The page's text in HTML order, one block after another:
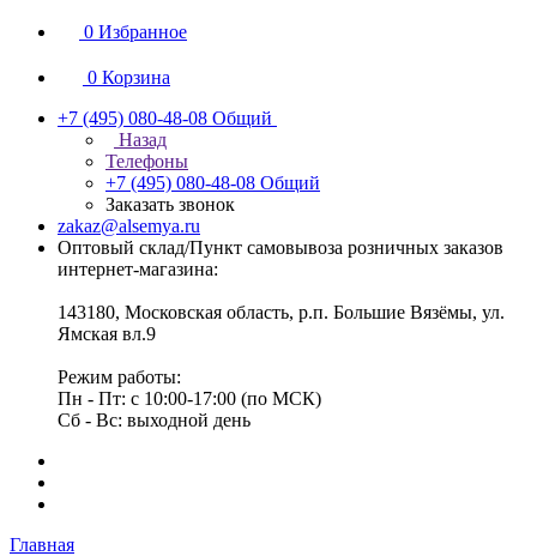
0 Избранное
0 Корзина
+7 (495) 080-48-08 Общий
Назад
Телефоны
+7 (495) 080-48-08 Общий
Заказать звонок
zakaz@alsemya.ru
Оптовый склад/Пункт самовывоза розничных заказов
интернет-магазина:
143180, Московская область, р.п. Большие Вязёмы, ул.
Ямская вл.9
Режим работы:
Пн - Пт: с 10:00-17:00 (по МСК)
Сб - Вс: выходной день
Главная